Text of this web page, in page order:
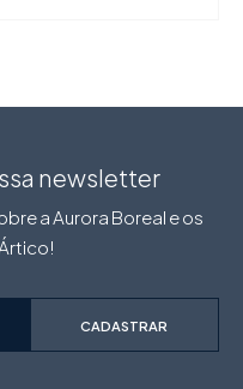
newsletter
a Aurora Boreal e os
CADASTRAR